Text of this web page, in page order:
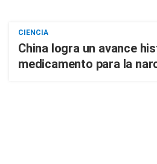
CIENCIA
China logra un avance
medicamento para la